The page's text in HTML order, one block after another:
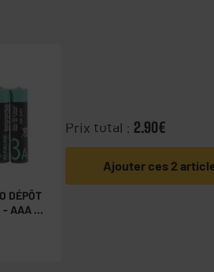
DÉPÔT
- AAA x
Prix total : 2.90€
Ajouter ces 2